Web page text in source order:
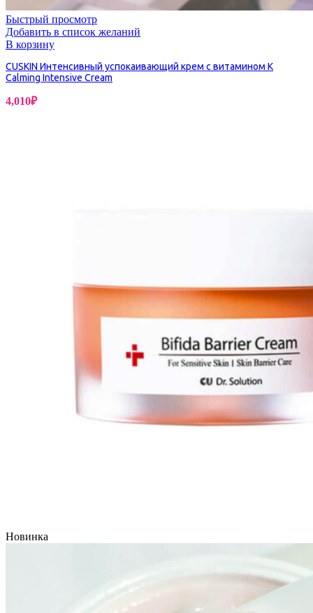
Быстрый просмотр
Добавить в список желаний
В корзину
CUSKIN Интенсивный успокаивающий крем с витамином K
Calming Intensive Cream
4,010₽
Новинка